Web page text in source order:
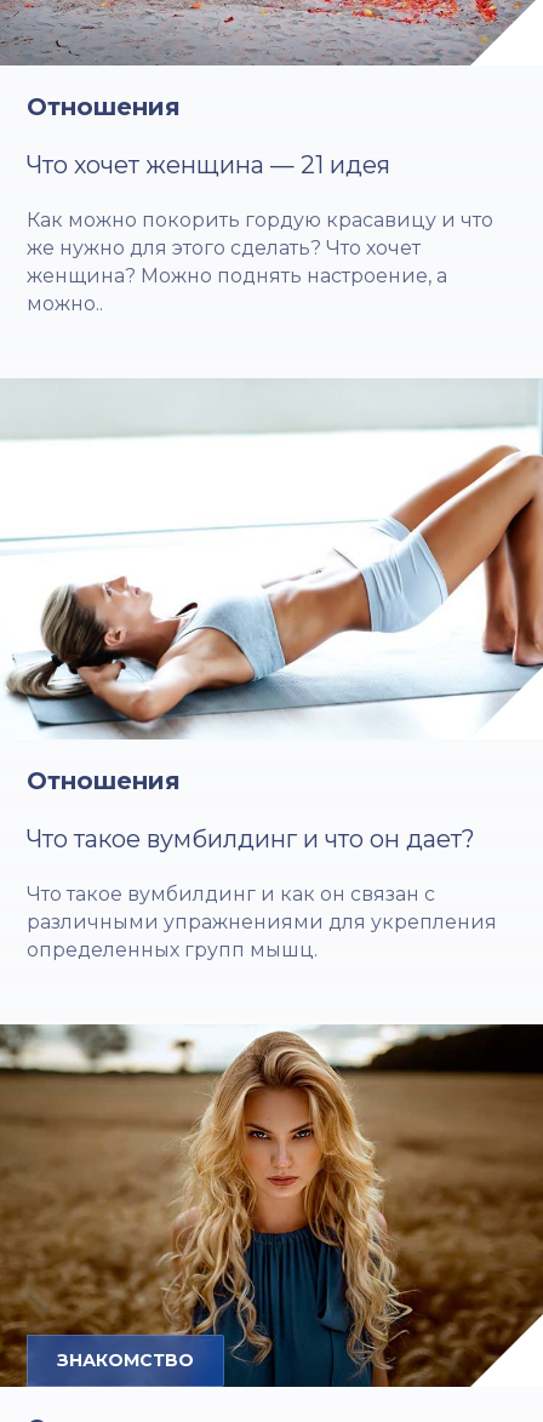
Отношения
Что хочет женщина — 21 идея
Как можно покорить гордую красавицу и что
же нужно для этого сделать? Что хочет
женщина? Можно поднять настроение, а
можно..
Отношения
Что такое вумбилдинг и что он дает?
Что такое вумбилдинг и как он связан с
различными упражнениями для укрепления
определенных групп мышц.
ЗНАКОМСТВО